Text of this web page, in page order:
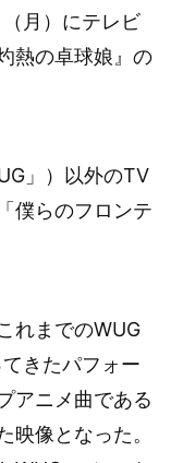
月）にテレビ
熱の卓球娘』の
」）以外のTV
僕らのフロンテ
れまでのWUG
きたパフォー
アニメ曲である
映像となった。